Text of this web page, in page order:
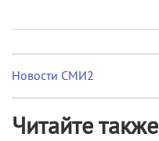
Новости СМИ2
Читайте также